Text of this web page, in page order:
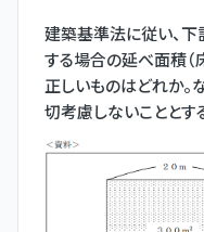
建築基準法に従い、
する場合の延べ面積（
正しいものはどれか。
切考慮しないこととす